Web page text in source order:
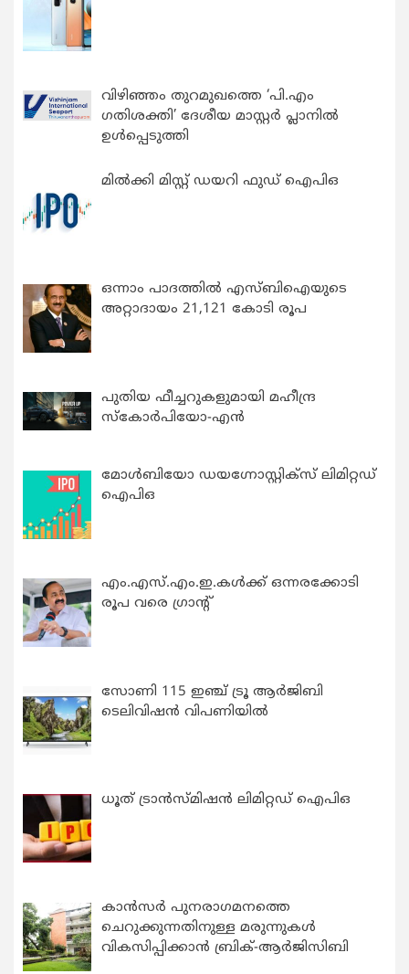
വിഴിഞ്ഞം തുറമുഖത്തെ ‘പി.എം
ഗതിശക്തി’ ദേശീയ മാസ്റ്റർ പ്ലാനിൽ
ഉൾപ്പെടുത്തി
മിൽക്കി മിസ്റ്റ് ഡയറി ഫുഡ് ഐപിഒ
ഒന്നാം പാദത്തിൽ എസ്ബിഐയുടെ
അറ്റാദായം 21,121 കോടി രൂപ
പുതിയ ഫീച്ചറുകളുമായി മഹീന്ദ്ര
സ്കോർപിയോ-എൻ
മോൾബിയോ ഡയഗ്നോസ്റ്റിക്സ് ലിമിറ്റഡ്
ഐപിഒ
എം.എസ്.എം.ഇ.കൾക്ക് ഒന്നരക്കോടി
രൂപ വരെ ഗ്രാന്റ്
സോണി 115 ഇഞ്ച് ട്രൂ ആർജിബി
ടെലിവിഷൻ വിപണിയിൽ
ധൂത് ട്രാൻസ്മിഷൻ ലിമിറ്റഡ് ഐപിഒ
കാന്‍സര്‍ പുനരാഗമനത്തെ
ചെറുക്കുന്നതിനുള്ള മരുന്നുകള്‍
വികസിപ്പിക്കാന്‍ ബ്രിക്-ആര്‍ജിസിബി